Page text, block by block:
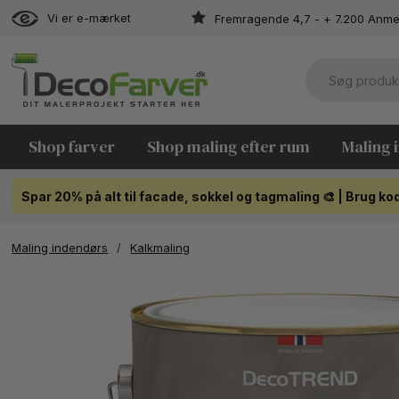
Vi er e-mærket Fremragende 4,7 - + 7.200
Shop farver Shop maling efter rum Maling
Spar 20% på alt til facade, sokkel og tagmaling 🎨 | Brug
Maling indendørs / Kalkmaling